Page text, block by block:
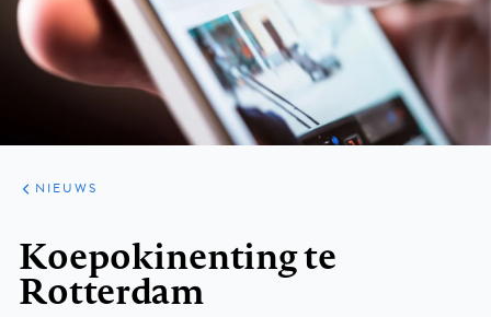
ARTIKELEN
HET
KORT
NIEUWS
Koepokinenting te
Rotterdam